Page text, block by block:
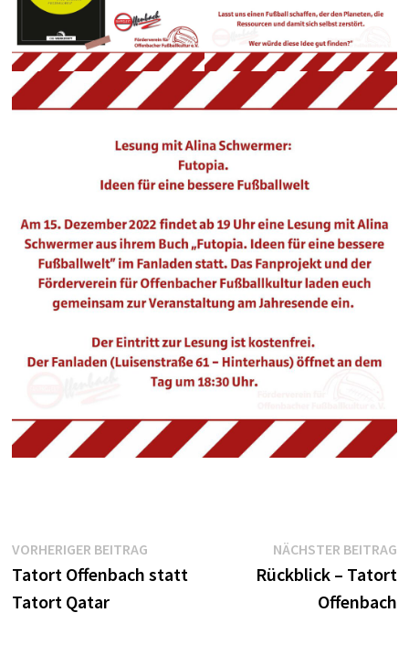
Beitragsnavigation
VORHERIGER BEITRAGVorheriger
Beitrag:
Tatort Offenbach statt
Tatort Qatar
NÄCHSTER BEITRAG
Rückblick – Tatort
Offenbach